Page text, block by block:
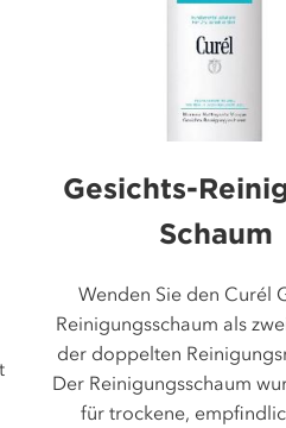
Gesichts-
Schaum
Wenden Sie den Curél
Reinigungsschaum als
der doppelten
Der Reinigungsschaum
für trockene,